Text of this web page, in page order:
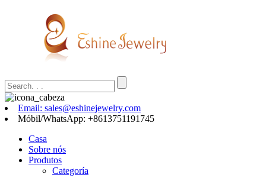
Email: sales@eshinejewelry.com
Móbil/WhatsApp: +8613751191745
Casa
Sobre nós
Produtos
Categoría